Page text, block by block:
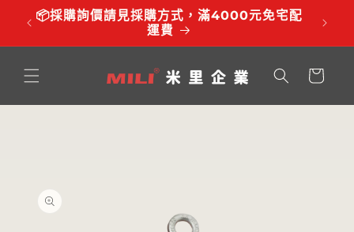
跳至內
容
📦採購詢價請見採購方式，滿4000元免宅配
運費
⏰服
物